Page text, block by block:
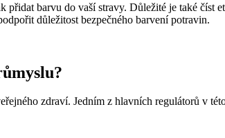
barvu do vaší stravy. Důležité je také číst
důležitost bezpečného barvení potravin.
zdraví. Jedním z hlavních regulátorů v